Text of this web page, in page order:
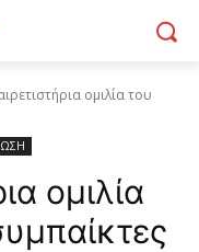
ομιλία του
ομιλία